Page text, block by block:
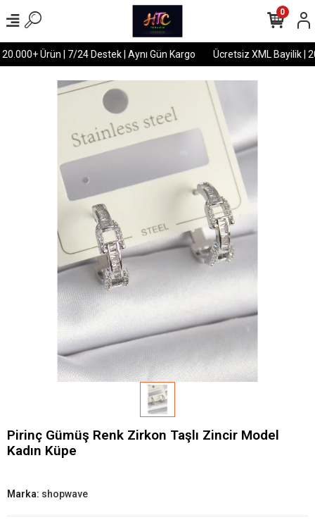
Ürün | 7/24 Destek | Aynı Gün Kargo Ücretsiz XML Bayilik |
0
Pirinç Gümüş Renk Zirkon Taşlı Zincir Model
Kadın Küpe
Marka: shopwave